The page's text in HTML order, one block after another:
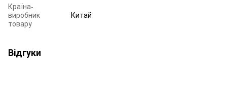
Країна-
виробник
товару
Китай
Відгуки